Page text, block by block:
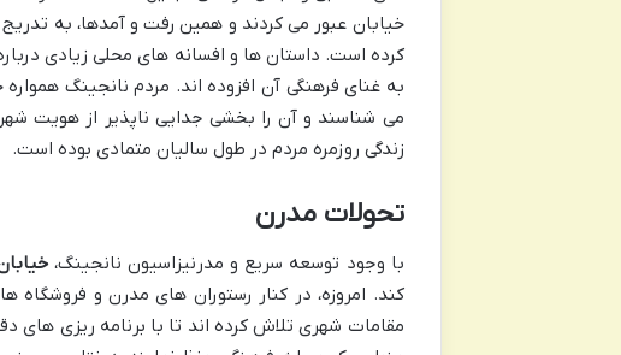
خیابان عبور می کردند و همین رفت و آمدها، به
کرده است. داستان ها و افسانه های محلی زیادی
به غنای فرهنگی آن افزوده اند. مردم نانجینگ
می شناسند و آن را بخشی جدایی ناپذیر از هویت
زندگی روزمره مردم در طول سالیان متمادی بوده است.
تحولات مدرن
با وجود توسعه سریع و مدرنیزاسیون نانجینگ،
کند. امروزه، در کنار رستوران های مدرن و
مقامات شهری تلاش کرده اند تا با برنامه ریزی های